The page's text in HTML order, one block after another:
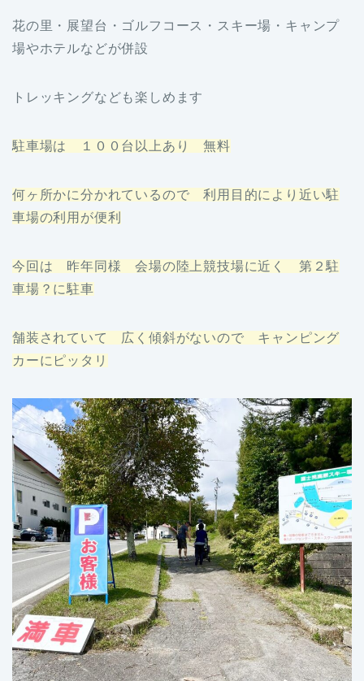
花の里・展望台・ゴルフコース・スキー場・キャンプ
場やホテルなどが併設
トレッキングなども楽しめます
駐車場は １００台以上あり 無料
何ヶ所かに分かれているので 利用目的により近い駐
車場の利用が便利
今回は 昨年同様 会場の陸上競技場に近く 第２駐
車場？に駐車
舗装されていて 広く傾斜がないので キャンピング
カーにピッタリ